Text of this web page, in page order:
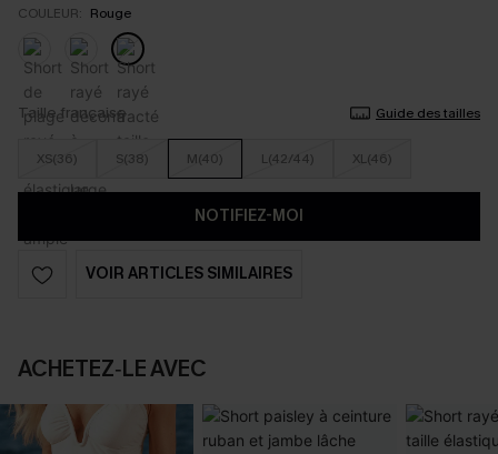
COULEUR: Rouge
Taille française Guide des tailles
XS(36) S(38) M(40) L(42/44) XL(46)
NOTIFIEZ-MOI
VOIR ARTICLES SIMILAIRES
ACHETEZ‑LE AVEC